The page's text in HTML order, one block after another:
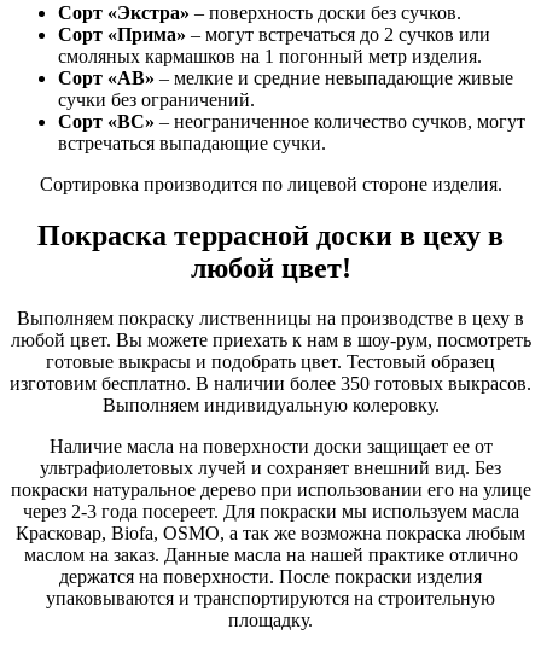
Сорт «Экстра» – поверхность доски без сучков.
Сорт «Прима» – могут встречаться до 2 сучков или
смоляных кармашков на 1 погонный метр изделия.
Сорт «АВ» – мелкие и средние невыпадающие живые
сучки без ограничений.
Сорт «ВС» – неограниченное количество сучков, могут
встречаться выпадающие сучки.
Сортировка производится по лицевой стороне изделия.
Покраска террасной доски в цеху в
любой цвет!
Выполняем покраску лиственницы на производстве в цеху в
любой цвет. Вы можете приехать к нам в шоу-рум, посмотреть
готовые выкрасы и подобрать цвет. Тестовый образец
изготовим бесплатно. В наличии более 350 готовых выкрасов.
Выполняем индивидуальную колеровку.
Наличие масла на поверхности доски защищает ее от
ультрафиолетовых лучей и сохраняет внешний вид. Без
покраски натуральное дерево при использовании его на улице
через 2-3 года посереет. Для покраски мы используем масла
Красковар, Biofa, OSMO, а так же возможна покраска любым
маслом на заказ. Данные масла на нашей практике отлично
держатся на поверхности. После покраски изделия
упаковываются и транспортируются на строительную
площадку.